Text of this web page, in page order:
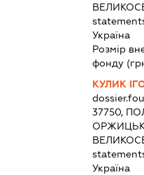
Україна
Розмір
фонду
КУЛИК
37750,
Україна